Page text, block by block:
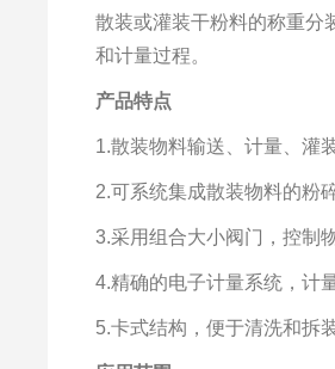
散装或灌装干粉料的称重分
和计量过程。
产品特点
1.散装物料输送、计量、灌
2.可系统集成散装物料的粉
3.采用组合大小阀门，控制
4.精确的电子计量系统，计
5.卡式结构，便于清洗和拆装